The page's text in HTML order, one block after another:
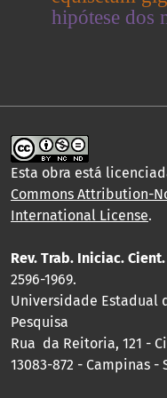
hipótese dos
Esta obra está
Commons Attribution-
International License.
Rev. Trab. Iniciac. Cient.
2596-1969.
Universidade Estadual
Pesquisa
Rua da Reitoria, 121 -
13083-872 - Campinas -